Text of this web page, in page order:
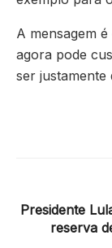
A mensagem
agora pode
ser justamente
Presidente
reserva